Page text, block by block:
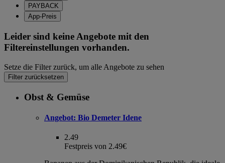
PAYBACK
App-Preis
Leider sind keine Angebote mit den
Filtereinstellungen vorhanden.
Setze die Filter zurück, um alle Angebote zu sehen
Filter zurücksetzen
Obst & Gemüse
Angebot: Bio Demeter Idene
2.49
Festpreis von 2.49€